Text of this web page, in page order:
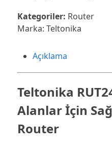
Kategoriler: Router
Marka: Teltonika
Açıklama
Teltonika
Alanlar İçin
Router